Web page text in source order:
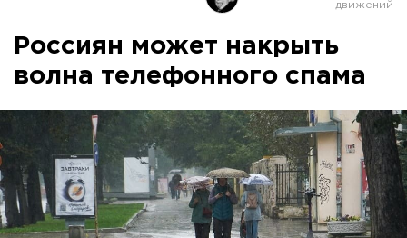
Оренбург
Россиян может накрыть
волна телефонного спама